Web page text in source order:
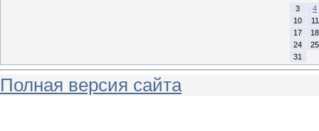
3
4
10
11
17
18
24
25
31
Полная версия сайта